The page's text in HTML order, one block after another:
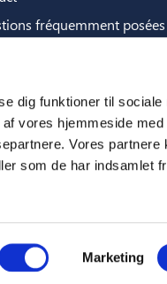
dig funktioner til sociale
vores hjemmeside med
Vores partnere
som de har indsamlet
Marketing
fréquemment posées